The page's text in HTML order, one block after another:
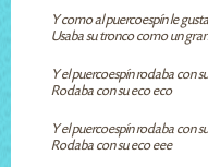
Y como al puercoespín le
Usaba su tronco como un
Y el puercoespín rodaba con
Rodaba con su eco eco
Y el puercoespín rodaba con
Rodaba con su eco eee